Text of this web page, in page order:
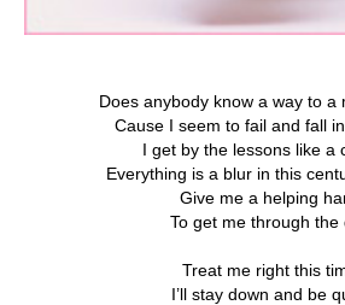
Does anybody know a way to a
Cause I seem to fail and fall
I get by the lessons like a
Everything is a blur in this
Give me a helping
To get me through the
Treat me right this
I’ll stay down and be